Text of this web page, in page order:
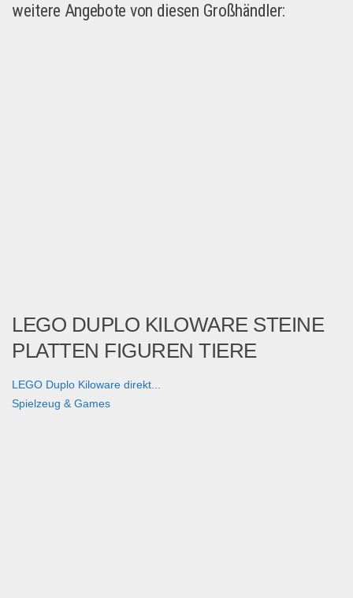
weitere Angebote von diesen Großhändler:
LEGO DUPLO KILOWARE STEINE
PLATTEN FIGUREN TIERE
LEGO Duplo Kiloware direkt...
Spielzeug & Games